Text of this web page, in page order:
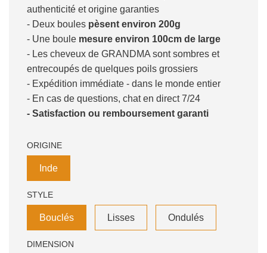
authenticité et origine garanties
- Deux boules pèsent environ 200g
- Une boule mesure environ 100cm de large
- Les cheveux de GRANDMA sont sombres et
entrecoupés de quelques poils grossiers
- Expédition immédiate - dans le monde entier
- En cas de questions, chat en direct 7/24
- Satisfaction ou remboursement garanti
ORIGINE
Inde
STYLE
Bouclés Lisses Ondulés
DIMENSION